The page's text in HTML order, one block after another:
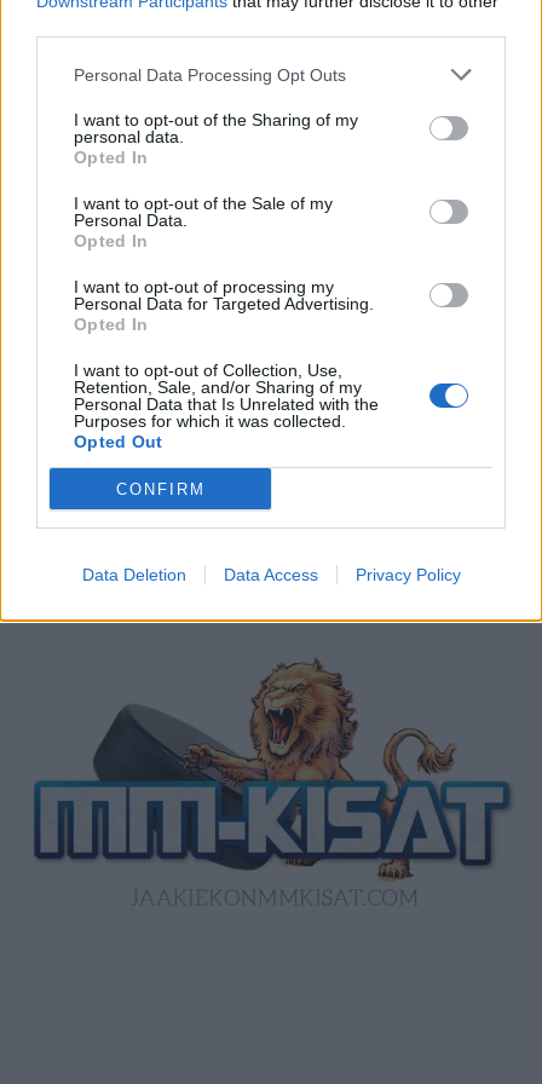
Personal Data Processing Opt Outs
I want to opt-out of the Sharing of my
personal data.
Opted In
I want to opt-out of the Sale of my
Personal Data.
Opted In
I want to opt-out of processing my
Personal Data for Targeted Advertising.
Opted In
I want to opt-out of Collection, Use,
Retention, Sale, and/or Sharing of my
Personal Data that Is Unrelated with the
Purposes for which it was collected.
Opted Out
CONFIRM
Data Deletion Data Access Privacy Policy
Edellinen artikkeli
Käsittämätön sirkus käynnissä
– TUTOn lisenssihakemusta ei
Seuraava artikkeli
Chicago Blackhawks rikkoi
hiljaisuuden – Corey Perry sai
Leijonat julkisti ketjut Sveitsi-peliin –
kaukaloon
divisioonassa – sai samasta tilanteesta
50 jäähyminuuttia
Kanada – USA klo 15:10 – näin katsot
ottelun ilmaiseksi TV:stä